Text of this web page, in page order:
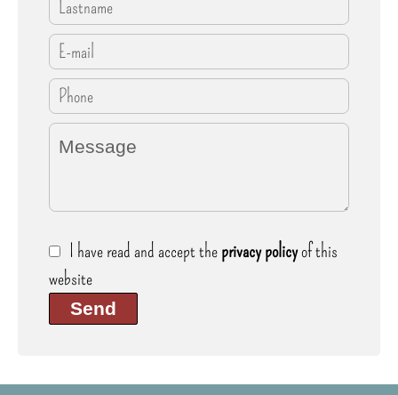
I have read and accept theprivacy policyof this
website
Send